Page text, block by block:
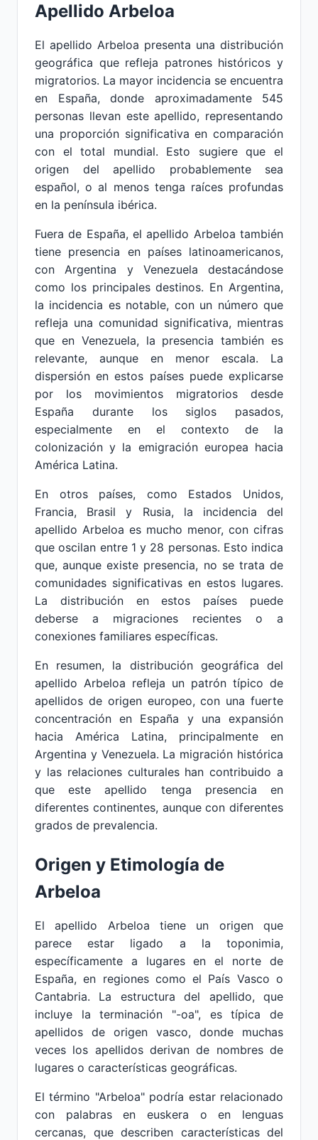
Apellido Arbeloa
El apellido Arbeloa presenta una distribución
geográfica que refleja patrones históricos y
migratorios. La mayor incidencia se encuentra
en España, donde aproximadamente 545
personas llevan este apellido, representando
una proporción significativa en comparación
con el total mundial. Esto sugiere que el
origen del apellido probablemente sea
español, o al menos tenga raíces profundas
en la península ibérica.
Fuera de España, el apellido Arbeloa también
tiene presencia en países latinoamericanos,
con Argentina y Venezuela destacándose
como los principales destinos. En Argentina,
la incidencia es notable, con un número que
refleja una comunidad significativa, mientras
que en Venezuela, la presencia también es
relevante, aunque en menor escala. La
dispersión en estos países puede explicarse
por los movimientos migratorios desde
España durante los siglos pasados,
especialmente en el contexto de la
colonización y la emigración europea hacia
América Latina.
En otros países, como Estados Unidos,
Francia, Brasil y Rusia, la incidencia del
apellido Arbeloa es mucho menor, con cifras
que oscilan entre 1 y 28 personas. Esto indica
que, aunque existe presencia, no se trata de
comunidades significativas en estos lugares.
La distribución en estos países puede
deberse a migraciones recientes o a
conexiones familiares específicas.
En resumen, la distribución geográfica del
apellido Arbeloa refleja un patrón típico de
apellidos de origen europeo, con una fuerte
concentración en España y una expansión
hacia América Latina, principalmente en
Argentina y Venezuela. La migración histórica
y las relaciones culturales han contribuido a
que este apellido tenga presencia en
diferentes continentes, aunque con diferentes
grados de prevalencia.
Origen y Etimología de
Arbeloa
El apellido Arbeloa tiene un origen que
parece estar ligado a la toponimia,
específicamente a lugares en el norte de
España, en regiones como el País Vasco o
Cantabria. La estructura del apellido, que
incluye la terminación "-oa", es típica de
apellidos de origen vasco, donde muchas
veces los apellidos derivan de nombres de
lugares o características geográficas.
El término "Arbeloa" podría estar relacionado
con palabras en euskera o en lenguas
cercanas, que describen características del